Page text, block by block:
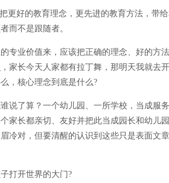
更好的教育理念，更先进的教育方法，带
而不是跟随者。
业价值来，应该把正确的理念、好的方
家长今天人家都有拉丁舞，那明天我就去
，核心理念到底是什么?
了算？一个幼儿园、一所学校，当成服
家长都亲切、友好并把此当成园长和幼儿
冷对，但要清醒的认识到这些只是表面文
打开世界的大门?